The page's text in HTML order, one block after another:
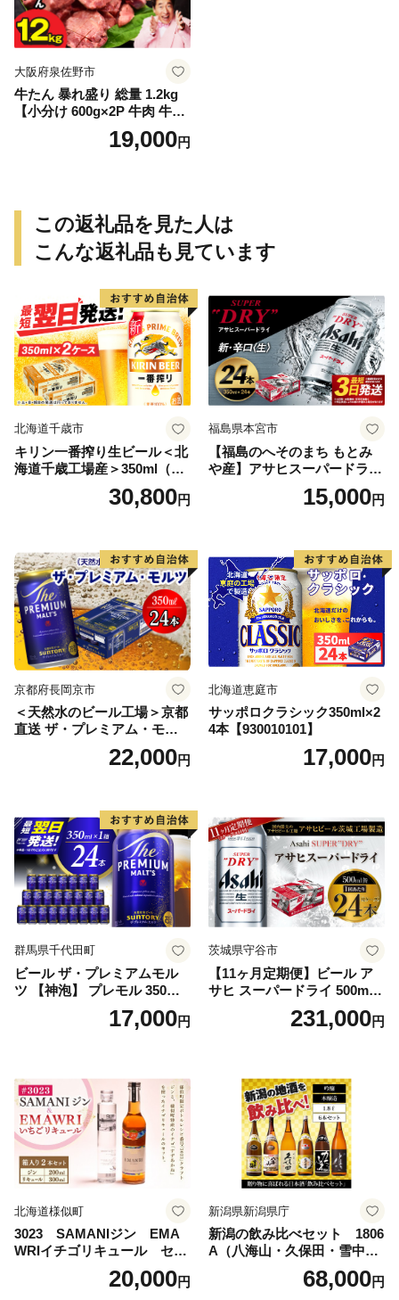
大阪府泉佐野市
牛たん 暴れ盛り 総量 1.2kg
【小分け 600g×2P 牛肉 牛タ
ン 牛たん 厚切り牛タン 焼肉
BBQ キャンプ 焼くだけ 簡単
19,000円
この返礼品を見た人は
こんな返礼品も見ています
北海道千歳市
キリン一番搾り生ビール＜北
海道千歳工場産＞350ml（24
30,800円
福島県本宮市
【福島のへそのまち もとみ
や産】アサヒスーパードライ
350ml×24本 合計8.4L 1ケー
ス アルコール度数5% 缶ビー
口 送料無料 カメイ 本宮市
【07214-0206】
15,000円
京都府長岡京市
＜天然水のビール工場＞京都
直送 ザ・プレミアム・モル
ツ 350ml×24本 プレモル [149
22,000円
北海道恵庭市
サッポロクラシック350ml×2
4本【930010101】
17,000円
群馬県千代田町
ビール ザ・プレミアムモル
ツ 【神泡】 プレモル 350ml
× 24本 サントリー〈天然水の
ビール工場〉群馬※沖縄・離
17,000円
茨城県守谷市
【11ヶ月定期便】ビール ア
サヒ スーパードライ 500ml 2
4本 1ケース×11ヶ月 | アサヒ
ビール 究極の辛口 酒 お酒 ア
uper dry 11回 缶ビール 缶 ギ
フト 内祝い 茨城県守谷市 送
料無料
231,000円
北海道様似町
3023 SAMANIジン EMA
WRIイチゴリキュール セッ
ト（箱入り）【大人の味 酒
お酒 洋酒 スピリッツ クラフ
20,000円
新潟県新潟県庁
新潟の飲み比べセット 1806
A（八海山・久保田・雪中
梅・越乃寒梅・かたふね・千
68,000円